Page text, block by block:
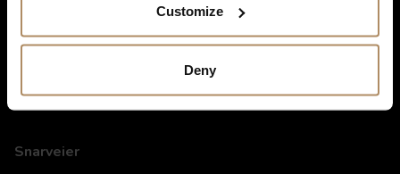
Customize
Deny
Snarveier